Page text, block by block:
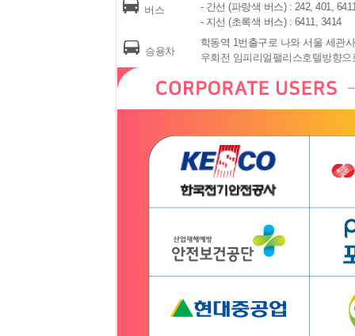
버스
- 간선 (파랑색 버스) : 242, 401,
- 지선 (초록색 버스) : 6411, 3414
승용차
학동역 1번출구로 나와 서울 세관
우회전 임피리얼팰리스호텔방향